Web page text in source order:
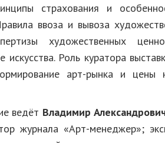
страхования и
ввоза и вывоза
художественных
Роль куратора
арт-рынка и цены
ведёт Владимир
журнала «Арт-менеджер»;